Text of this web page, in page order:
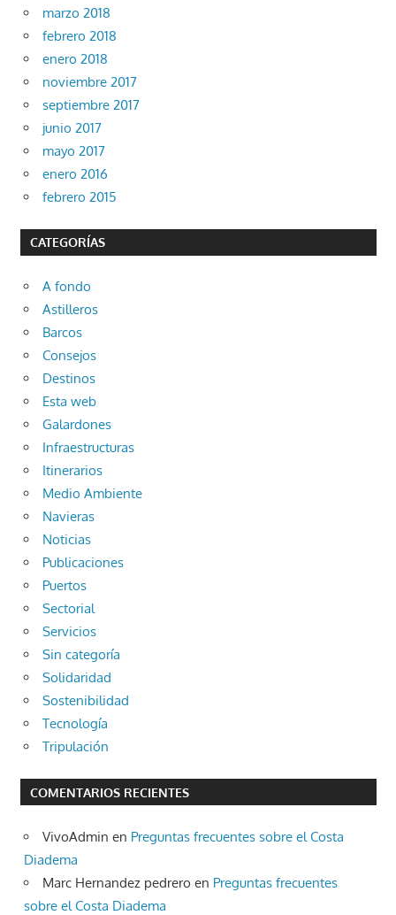
marzo 2018
febrero 2018
enero 2018
noviembre 2017
septiembre 2017
junio 2017
mayo 2017
enero 2016
febrero 2015
CATEGORÍAS
A fondo
Astilleros
Barcos
Consejos
Destinos
Esta web
Galardones
Infraestructuras
Itinerarios
Medio Ambiente
Navieras
Noticias
Publicaciones
Puertos
Sectorial
Servicios
Sin categoría
Solidaridad
Sostenibilidad
Tecnología
Tripulación
COMENTARIOS RECIENTES
VivoAdmin en Preguntas frecuentes sobre el Costa
Diadema
Marc Hernandez pedrero en Preguntas frecuentes
sobre el Costa Diadema